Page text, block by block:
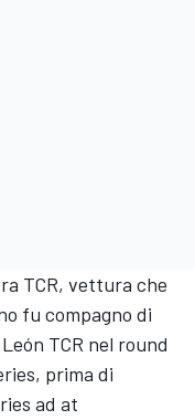
TCR, vettura che
fu compagno di
TCR nel round
prima di
ad at